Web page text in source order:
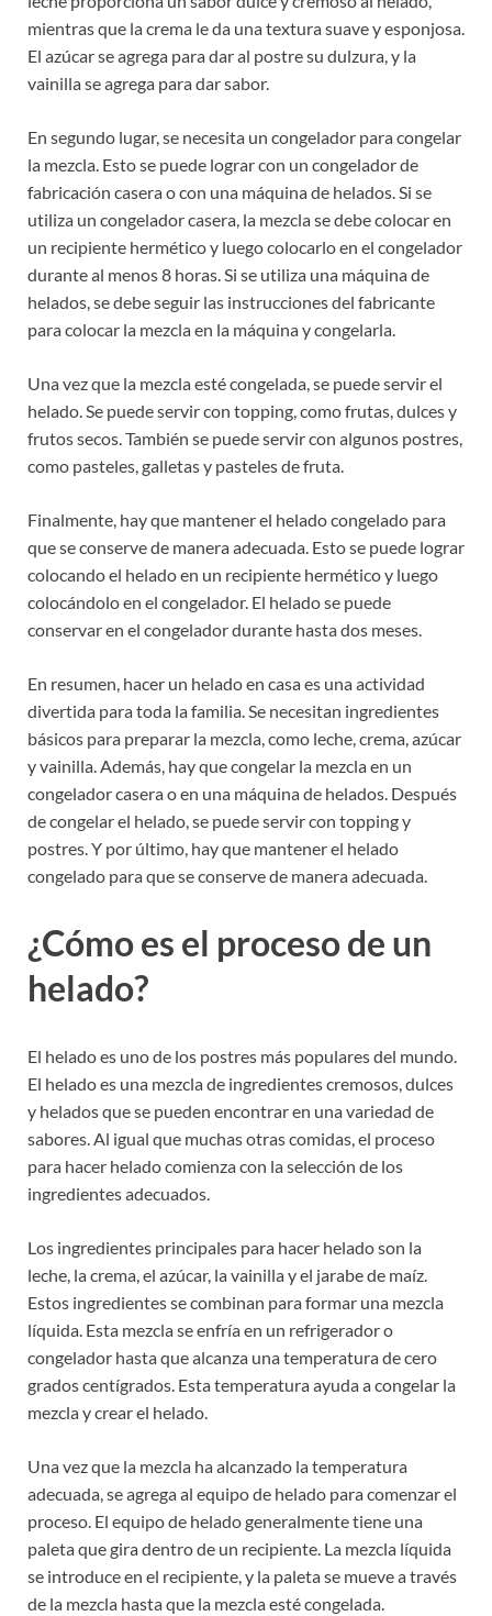
mientras que la crema le da una textura suave y esponjosa.
El azúcar se agrega para dar al postre su dulzura, y la
vainilla se agrega para dar sabor.
En segundo lugar, se necesita un congelador para congelar
la mezcla. Esto se puede lograr con un congelador de
fabricación casera o con una máquina de helados. Si se
utiliza un congelador casera, la mezcla se debe colocar en
un recipiente hermético y luego colocarlo en el congelador
durante al menos 8 horas. Si se utiliza una máquina de
helados, se debe seguir las instrucciones del fabricante
para colocar la mezcla en la máquina y congelarla.
Una vez que la mezcla esté congelada, se puede servir el
helado. Se puede servir con topping, como frutas, dulces y
frutos secos. También se puede servir con algunos postres,
como pasteles, galletas y pasteles de fruta.
Finalmente, hay que mantener el helado congelado para
que se conserve de manera adecuada. Esto se puede lograr
colocando el helado en un recipiente hermético y luego
colocándolo en el congelador. El helado se puede
conservar en el congelador durante hasta dos meses.
En resumen, hacer un helado en casa es una actividad
divertida para toda la familia. Se necesitan ingredientes
básicos para preparar la mezcla, como leche, crema, azúcar
y vainilla. Además, hay que congelar la mezcla en un
congelador casera o en una máquina de helados. Después
de congelar el helado, se puede servir con topping y
postres. Y por último, hay que mantener el helado
congelado para que se conserve de manera adecuada.
¿Cómo es el proceso de un
helado?
El helado es uno de los postres más populares del mundo.
El helado es una mezcla de ingredientes cremosos, dulces
y helados que se pueden encontrar en una variedad de
sabores. Al igual que muchas otras comidas, el proceso
para hacer helado comienza con la selección de los
ingredientes adecuados.
Los ingredientes principales para hacer helado son la
leche, la crema, el azúcar, la vainilla y el jarabe de maíz.
Estos ingredientes se combinan para formar una mezcla
líquida. Esta mezcla se enfría en un refrigerador o
congelador hasta que alcanza una temperatura de cero
grados centígrados. Esta temperatura ayuda a congelar la
mezcla y crear el helado.
Una vez que la mezcla ha alcanzado la temperatura
adecuada, se agrega al equipo de helado para comenzar el
proceso. El equipo de helado generalmente tiene una
paleta que gira dentro de un recipiente. La mezcla líquida
se introduce en el recipiente, y la paleta se mueve a través
de la mezcla hasta que la mezcla esté congelada.